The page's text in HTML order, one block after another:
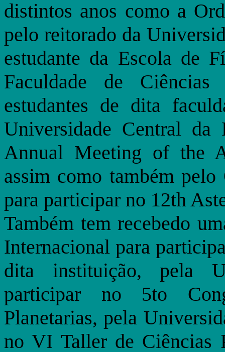
distintos anos como a
pelo reitorado da
estudante da Escola de
Faculdade de
estudantes de dita
Universidade Central
Annual Meeting of the
assim como também
para participar no 12th
Também tem recebedo
Internacional para
dita instituição, pela
participar no 5to
Planetarias, pela
no VI Taller de Ciências